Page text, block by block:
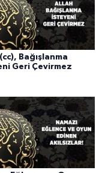
Bağışlanma
Geri Çevirmez